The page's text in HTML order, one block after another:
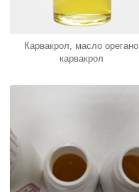
Карвакрол, масло орегано
карвакрол